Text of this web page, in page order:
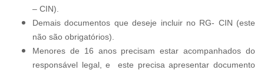
– CIN).
Demais documentos que deseje incluir no RG- CIN (este
não são obrigatórios).
Menores de 16 anos precisam estar acompanhados do
responsável legal, e este precisa apresentar documento